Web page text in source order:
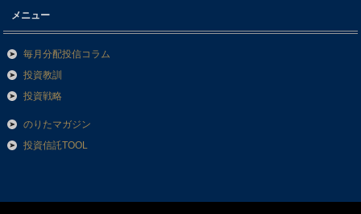
メニュー
毎月分配投信コラム
投資教訓
投資戦略
のりたマガジン
投資信託TOOL